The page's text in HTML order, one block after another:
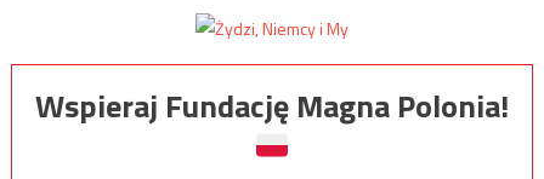
Wspieraj Fundację Magna Polonia!